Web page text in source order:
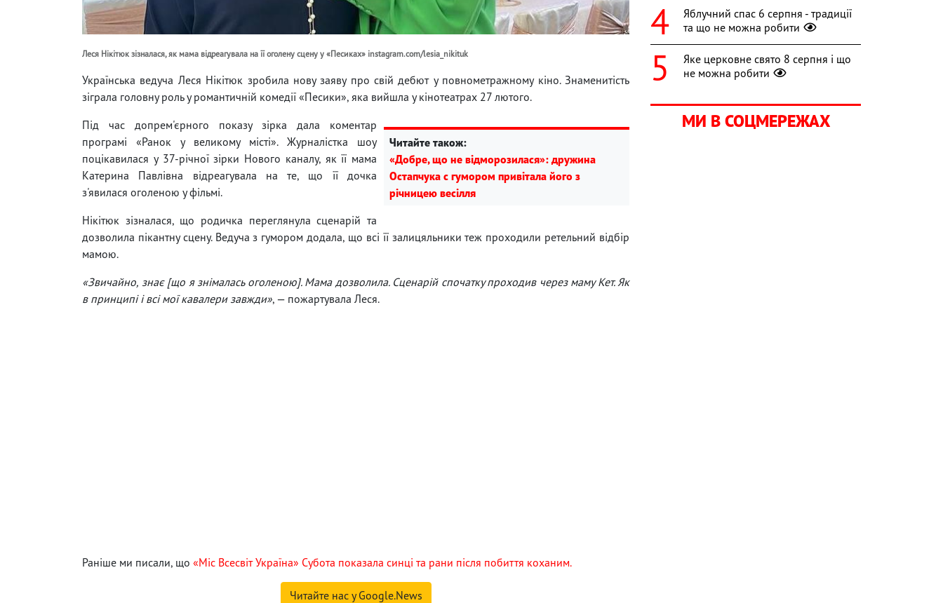
Леся Нікітюк зізналася, як мама відреагувала на її оголену сцену у «Песиках» instagram.com/lesia_nikituk
Українська ведуча Леся Нікітюк зробила нову заяву про свій дебют у повнометражному кіно. Знаменитість
зіграла головну роль у романтичній комедії «Песики», яка вийшла у кінотеатрах 27 лютого.
Читайте також:
«Добре, що не відморозилася»: дружина
Остапчука с гумором привітала його з
річницею весілля
Під час допрем'єрного показу зірка дала коментар
програмі «Ранок у великому місті». Журналістка шоу
поцікавилася у 37-річної зірки Нового каналу, як її мама
Катерина Павлівна відреагувала на те, що її дочка
з'явилася оголеною у фільмі.
Нікітюк зізналася, що родичка переглянула сценарій та
дозволила пікантну сцену. Ведуча з гумором додала, що всі її залицяльники теж проходили ретельний відбір
мамою.
«Звичайно, знає [що я знімалась оголеною]. Мама дозволила. Сценарій спочатку проходив через маму Кет. Як
в принципі і всі мої кавалери завжди», — пожартувала Леся.
Раніше ми писали, що «Міс Всесвіт Україна» Субота показала синці та рани після побиття коханим.
Читайте нас у Google.News
Яблучний спас 6 серпня - традиції
та що не можна робити
Яке церковне свято 8 серпня і що
не можна робити
МИ В СОЦМЕРЕЖАХ